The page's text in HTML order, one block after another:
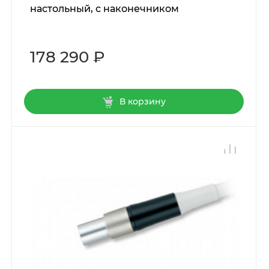
настольный, с наконечником
178 290 ₽
В корзину